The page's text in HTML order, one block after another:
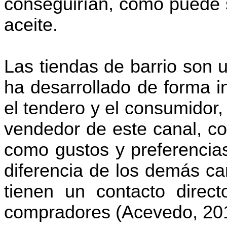
aceite.
Las tiendas de barrio son
ha desarrollado de forma
el tendero y el
vendedor de este canal,
como gustos y
diferencia de los demás
tienen un contacto
compradores (Acevedo,